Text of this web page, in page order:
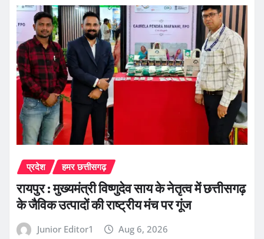
प्रदेश हमर छत्तीसगढ़
रायपुर : मुख्यमंत्री विष्णुदेव साय के नेतृत्व में छत्तीसगढ़
के जैविक उत्पादों की राष्ट्रीय मंच पर गूंज
Junior Editor1 Aug 6, 2026